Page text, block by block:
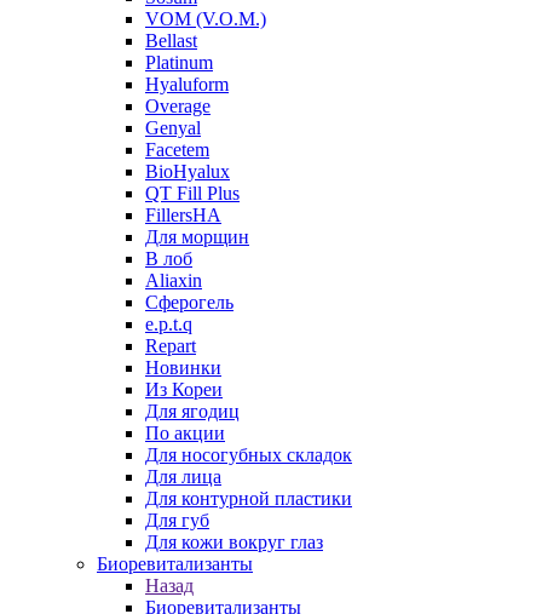
VOM (V.O.M.)
Bellast
Platinum
Hyaluform
Overage
Genyal
Facetem
BioHyalux
QT Fill Plus
FillersHA
Для морщин
В лоб
Aliaxin
Сферогель
e.p.t.q
Repart
Новинки
Из Кореи
Для ягодиц
По акции
Для носогубных складок
Для лица
Для контурной пластики
Для губ
Для кожи вокруг глаз
Биоревитализанты
Назад
Биоревитализанты